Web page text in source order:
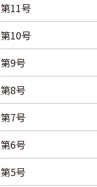
第11号
第10号
第9号
第8号
第7号
第6号
第5号